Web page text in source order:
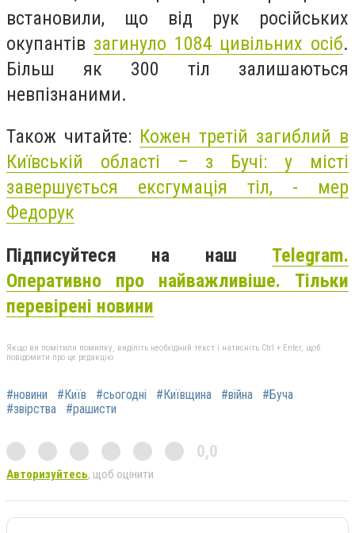
встановили, що від рук російських
окупантів загинуло 1084 цивільних осіб.
Більш як 300 тіл залишаються
невпізнаними.
Також читайте: Кожен третій загиблий в
Київській області – з Бучі: у місті
завершується ексгумація тіл, - мер
Федорук
Підписуйтеся на наш Telegram.
Оперативно про найважливіше. Тільки
перевірені новини
Якщо ви помітили помилку, виділіть необхідний текст і натисніть Ctrl + Enter, щоб
повідомити про це редакцію
#новини #Київ #сьогодні #Київщина #війна
#Буча
#звірства
#рашисти
0,0
Авторизуйтесь, щоб оцінити